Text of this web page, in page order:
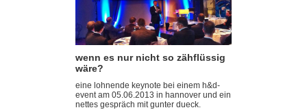
wenn es nur nicht so zähflüssig
wäre?
eine lohnende keynote bei einem h&d-
event am 05.06.2013 in hannover und ein
nettes gespräch mit gunter dueck.